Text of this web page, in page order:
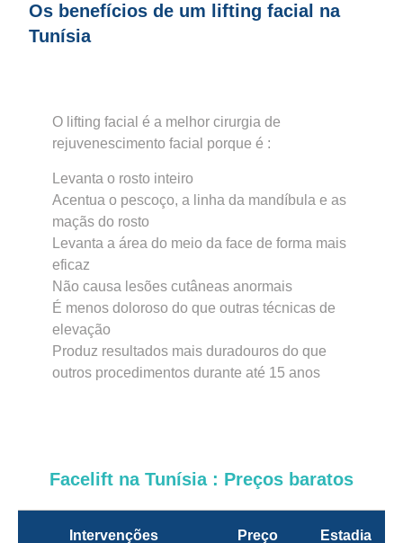
Os benefícios de um lifting facial na
Tunísia
O lifting facial é a melhor cirurgia de
rejuvenescimento facial porque é :
Levanta o rosto inteiro
Acentua o pescoço, a linha da mandíbula e as
maçãs do rosto
Levanta a área do meio da face de forma mais
eficaz
Não causa lesões cutâneas anormais
É menos doloroso do que outras técnicas de
elevação
Produz resultados mais duradouros do que
outros procedimentos durante até 15 anos
Facelift na Tunísia : Preços baratos
Intervenções Preço Estadia